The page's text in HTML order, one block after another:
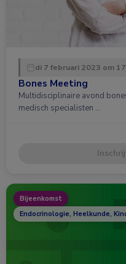
di 7 februari 2023 om
Bones Meeting
Multidisciplinaire avond
medisch specialisten …
Bijeenkomst
Endocrinologie, Heelkunde,